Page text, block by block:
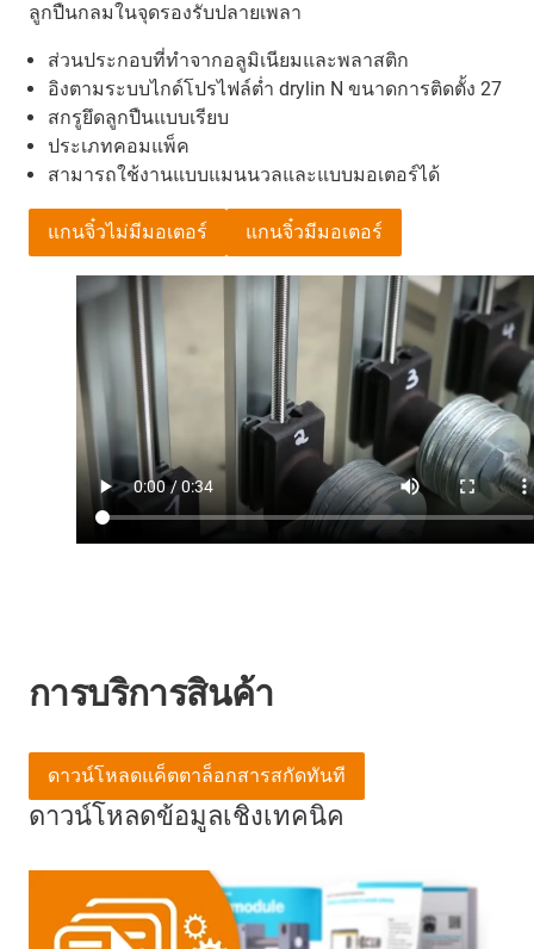
ลูกปืนกลมในจุดรองรับปลายเพลา
ส่วนประกอบที่ทำจากอลูมิเนียมและพลาสติก
อิงตามระบบไกด์โปรไฟล์ต่ำ drylin N ขนาดการติดตั้ง 27
สกรูยึดลูกปืนแบบเรียบ
ประเภทคอมแพ็ค
สามารถใช้งานแบบแมนนวลและแบบมอเตอร์ได้
แกนจิ๋วไม่มีมอเตอร์ แกนจิ๋วมีมอเตอร์
การบริการสินค้า
ดาวน์โหลดข้อมูลเชิงเทคนิค
ดาวน์โหลดแค็ตตาล็อกสารสกัดทันที